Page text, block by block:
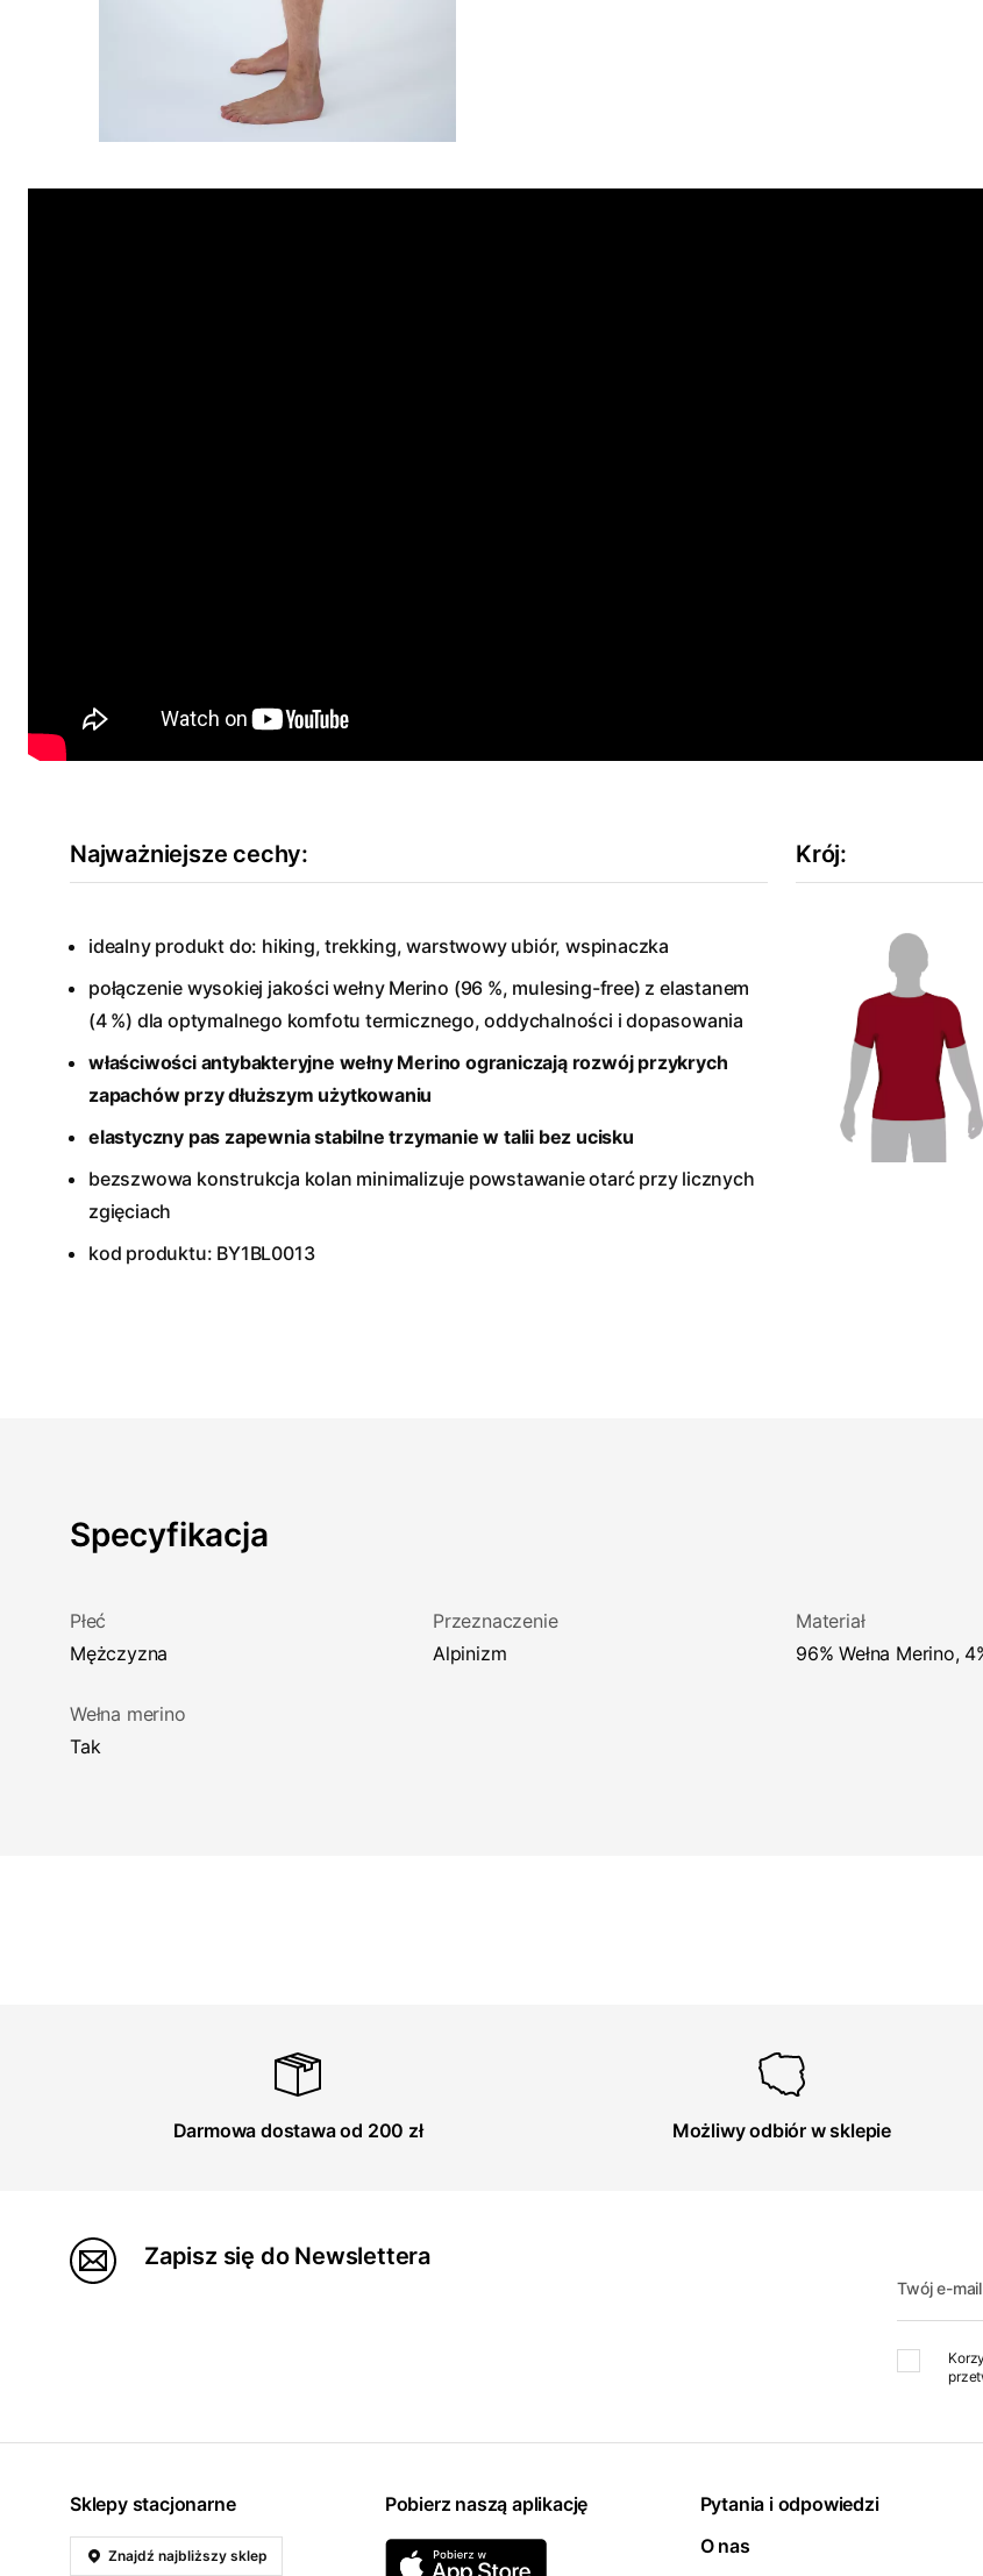
Najważniejsze cechy:
idealny produkt do: hiking, trekking, warstwowy ubiór, wspinaczka
połączenie wysokiej jakości wełny Merino (96 %, mulesing-free) z elastanem
(4 %) dla optymalnego komfotu termicznego, oddychalności i dopasowania
właściwości antybakteryjne wełny Merino ograniczają rozwój przykrych
zapachów przy dłuższym użytkowaniu
elastyczny pas zapewnia stabilne trzymanie w talii bez ucisku
bezszwowa konstrukcja kolan minimalizuje powstawanie otarć przy licznych
zgięciach
kod produktu: BY1BL0013
Krój:
Specyfikacja
Płeć
Mężczyzna
Przeznaczenie
Alpinizm
Materiał
96% Wełna Merino,
Wełna merino
Tak
Darmowa dostawa od 200 zł Możliwy odbiór w sklepie
Zapisz się do Newslettera
Twój e-mail
Sklepy stacjonarne
Znajdź najbliższy sklep
Pobierz naszą aplikację
Pytania i odpowiedzi
O nas